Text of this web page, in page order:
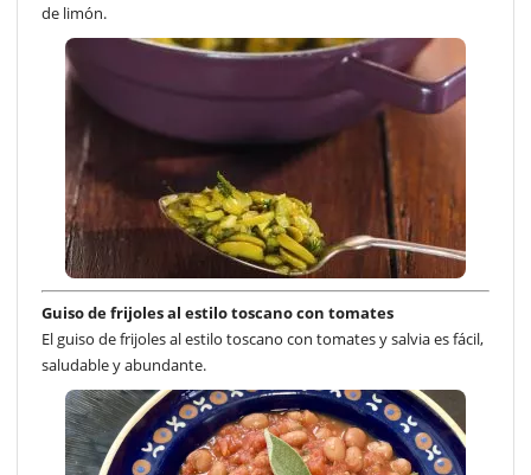
de limón.
Guiso de frijoles al estilo toscano con tomates
El guiso de frijoles al estilo toscano con tomates y salvia es fácil,
saludable y abundante.